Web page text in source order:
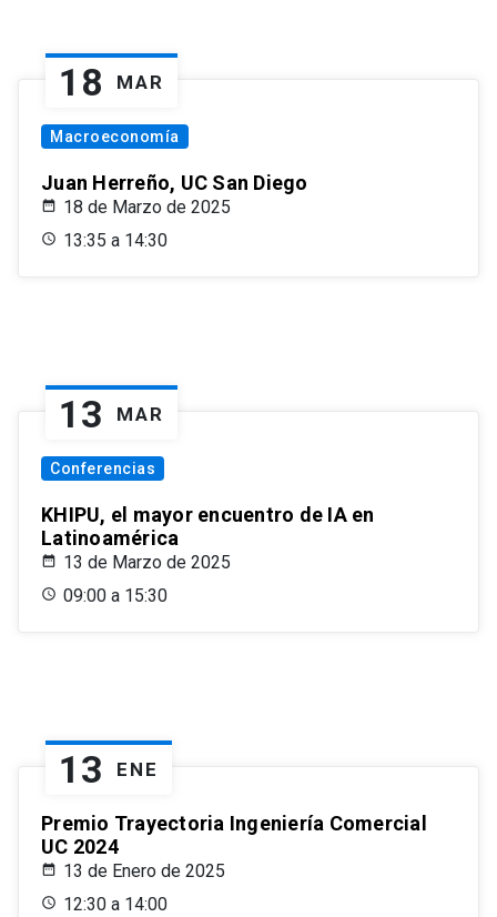
18 MAR
Macroeconomía
Juan Herreño, UC San Diego
18 de Marzo de 2025
13:35 a 14:30
13 MAR
Conferencias
KHIPU, el mayor encuentro de IA en
Latinoamérica
13 de Marzo de 2025
09:00 a 15:30
13 ENE
Premio Trayectoria Ingeniería Comercial
UC 2024
13 de Enero de 2025
12:30 a 14:00